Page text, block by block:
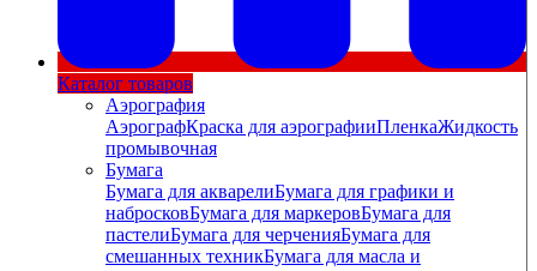
Каталог товаров
Аэрография
АэрографКраска для аэрографииПленкаЖидкость
промывочная
Бумага
Бумага для акварелиБумага для графики и
набросковБумага для маркеровБумага для
пастелиБумага для черченияБумага для
смешанных техникБумага для масла и